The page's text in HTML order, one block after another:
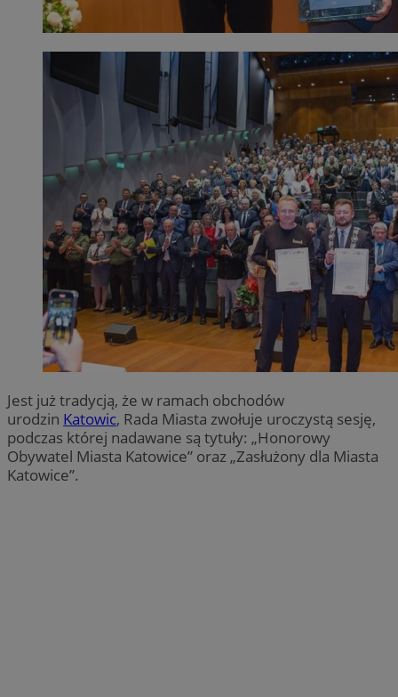
Jest już tradycją, że w ramach obchodów
urodzin Katowic, Rada Miasta zwołuje uroczystą sesję,
podczas której nadawane są tytuły: „Honorowy
Obywatel Miasta Katowice” oraz „Zasłużony dla Miasta
Katowice”.